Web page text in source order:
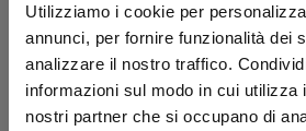
Utilizziamo i cookie per
annunci, per fornire funzionalità dei
analizzare il nostro traffico.
informazioni sul modo in cui utilizza
nostri partner che si occupano di
Filtro
Sì
Peso (g)
50
Condizione
Pipe